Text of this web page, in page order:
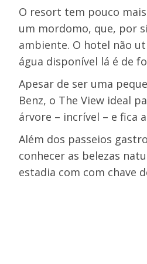
O resort tem pouco
um mordomo, que, por
ambiente. O hotel não
água disponível lá é de
Apesar de ser uma
Benz, o The View ideal
árvore – incrível – e fica
Além dos passeios
conhecer as belezas
estadia com com chave